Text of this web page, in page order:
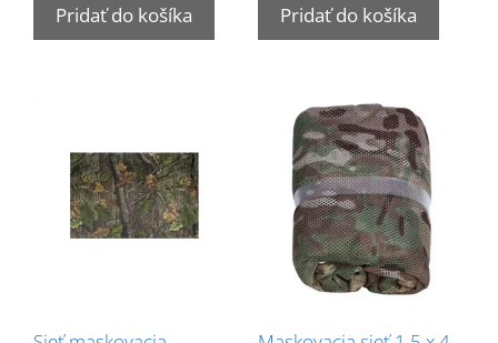
Pridať do košíka Pridať do košíka